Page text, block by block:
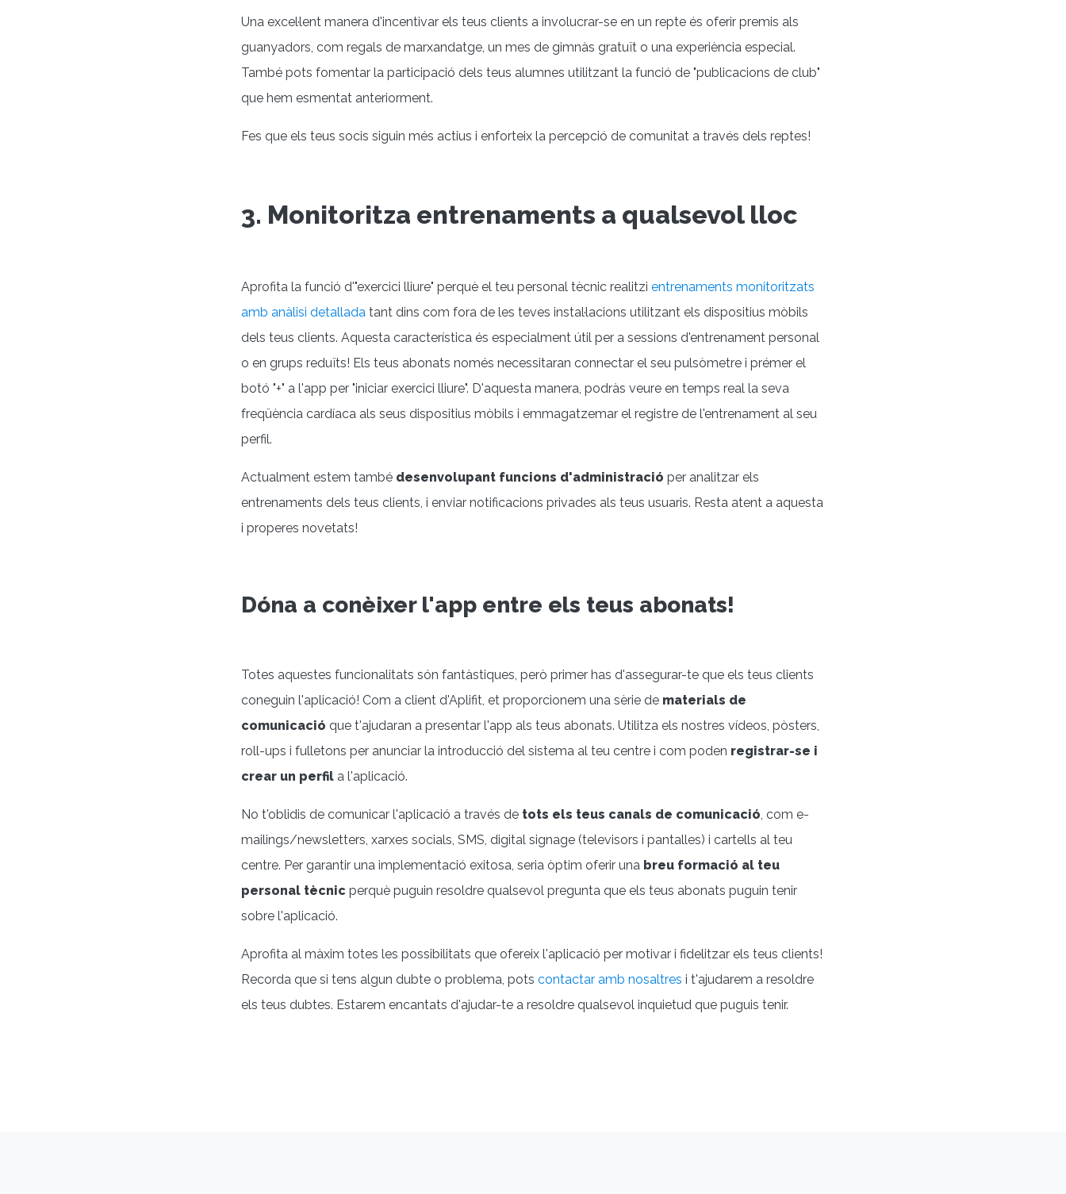
Una excel·lent manera d'incentivar els teus clients a involucrar-se en un repte és oferir premis als
guanyadors, com regals de marxandatge, un mes de gimnàs gratuït o una experiència especial.
També pots fomentar la participació dels teus alumnes utilitzant la funció de "publicacions de club"
que hem esmentat anteriorment.
Fes que els teus socis siguin més actius i enforteix la percepció de comunitat a través dels reptes!
3. Monitoritza entrenaments a qualsevol lloc
Aprofita la funció d'"exercici lliure" perquè el teu personal tècnic realitzi entrenaments monitoritzats
amb anàlisi detallada tant dins com fora de les teves instal·lacions utilitzant els dispositius mòbils
dels teus clients. Aquesta característica és especialment útil per a sessions d'entrenament personal
o en grups reduïts! Els teus abonats només necessitaran connectar el seu pulsòmetre i prémer el
botó "+" a l'app per "iniciar exercici lliure". D'aquesta manera, podràs veure en temps real la seva
freqüència cardíaca als seus dispositius mòbils i emmagatzemar el registre de l'entrenament al seu
perfil.
Actualment estem també desenvolupant funcions d'administració per analitzar els
entrenaments dels teus clients, i enviar notificacions privades als teus usuaris. Resta atent a aquesta
i properes novetats!
Dóna a conèixer l'app entre els teus abonats!
Totes aquestes funcionalitats són fantàstiques, però primer has d'assegurar-te que els teus clients
coneguin l'aplicació! Com a client d'Aplifit, et proporcionem una sèrie de materials de
comunicació que t'ajudaran a presentar l'app als teus abonats. Utilitza els nostres vídeos, pòsters,
roll-ups i fulletons per anunciar la introducció del sistema al teu centre i com poden registrar-se i
crear un perfil a l'aplicació.
No t'oblidis de comunicar l'aplicació a través de tots els teus canals de comunicació , com e-
mailings/newsletters, xarxes socials, SMS, digital signage (televisors i pantalles) i cartells al teu
centre. Per garantir una implementació exitosa, seria òptim oferir una breu formació al teu
personal tècnic perquè puguin resoldre qualsevol pregunta que els teus abonats puguin tenir
sobre l'aplicació.
Aprofita al màxim totes les possibilitats que ofereix l'aplicació per motivar i fidelitzar els teus clients!
Recorda que si tens algun dubte o problema, pots contactar amb nosaltres i t'ajudarem a resoldre
els teus dubtes. Estarem encantats d'ajudar-te a resoldre qualsevol inquietud que puguis tenir.